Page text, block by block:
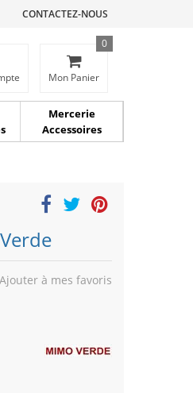
CONTACTEZ-NOUS
Mon Panier
0
Mercerie
Accessoires
Ajouter à mes favoris